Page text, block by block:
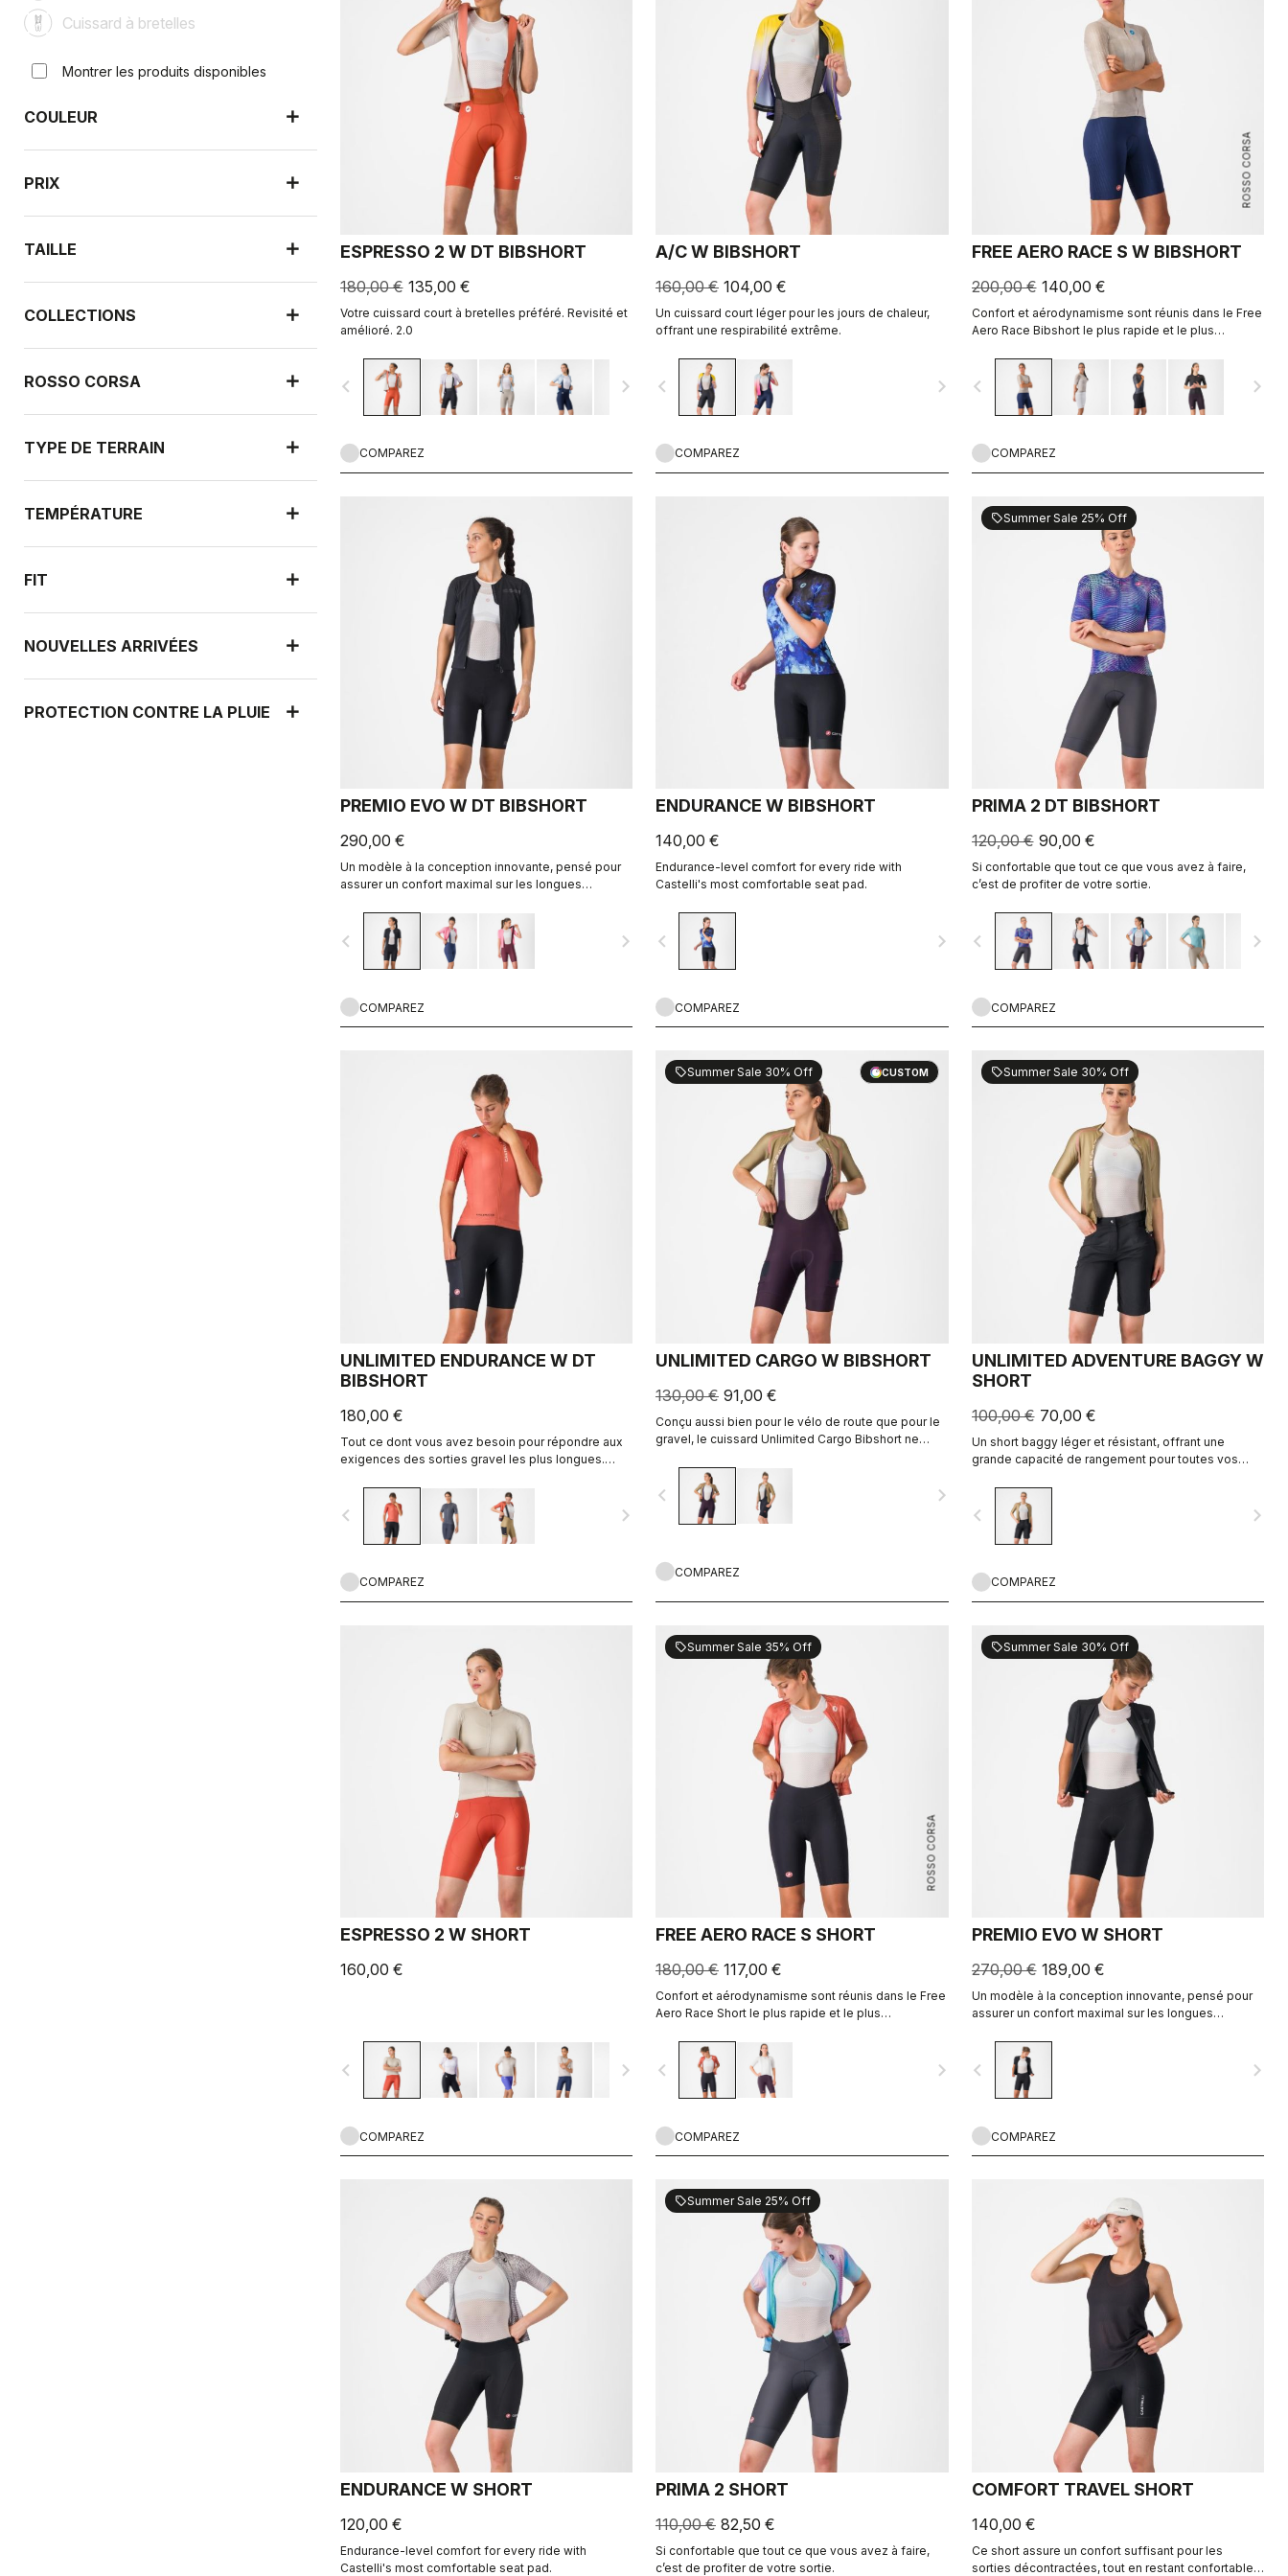
Cuissard à bretelles
Montrer les produits disponibles
COULEUR
PRIX
TAILLE
COLLECTIONS
ROSSO CORSA
TYPE DE TERRAIN
TEMPÉRATURE
FIT
NOUVELLES ARRIVÉES
PROTECTION CONTRE LA PLUIE
ESPRESSO 2 W DT BIBSHORT
180,00 € 135,00 €
Votre cuissard court à bretelles préféré. Revisité et
amélioré. 2.0
navigate_before navigate_next
COMPAREZ
A/C W BIBSHORT
160,00 € 104,00 €
Un cuissard court léger pour les jours de chaleur,
offrant une respirabilité extrême.
navigate_before navigate_next
COMPAREZ
ROSSO CORSA
FREE AERO RACE S W BIBSHORT
200,00 € 140,00 €
Confort et aérodynamisme sont réunis dans le Free
Aero Race Bibshort le plus rapide et le plus
navigate_before navigate_next
COMPAREZ
PREMIO EVO W DT BIBSHORT
290,00 €
Un modèle à la conception innovante, pensé pour
assurer un confort maximal sur les longues
maintien, de vitesse et de durabilité.
navigate_before navigate_next
COMPAREZ
ENDURANCE W BIBSHORT
140,00 €
Endurance-level comfort for every ride with
Castelli's most comfortable seat pad.
navigate_before navigate_next
COMPAREZ
sellSummer Sale 25% Off
PRIMA 2 DT BIBSHORT
120,00 € 90,00 €
Si confortable que tout ce que vous avez à faire,
c’est de profiter de votre sortie.
navigate_before navigate_next
COMPAREZ
UNLIMITED ENDURANCE W DT
BIBSHORT
180,00 €
Tout ce dont vous avez besoin pour répondre aux
exigences des sorties gravel les plus longues.
rangement.
navigate_before navigate_next
COMPAREZ
sellSummer Sale 30% Off CUSTOM
UNLIMITED CARGO W BIBSHORT
130,00 € 91,00 €
Conçu aussi bien pour le vélo de route que pour le
gravel, le cuissard Unlimited Cargo Bibshort ne
cargo est prêt à vous accompagner lors de votre
prochaine aventure.
navigate_before navigate_next
COMPAREZ
sellSummer Sale 30% Off
UNLIMITED ADVENTURE BAGGY W
SHORT
100,00 € 70,00 €
Un short baggy léger et résistant, offrant une
grande capacité de rangement pour toutes vos
navigate_before navigate_next
COMPAREZ
ESPRESSO 2 W SHORT
160,00 €
navigate_before navigate_next
COMPAREZ
ROSSO CORSA
sellSummer Sale 35% Off
FREE AERO RACE S SHORT
180,00 € 117,00 €
Confort et aérodynamisme sont réunis dans le Free
Aero Race Short le plus rapide et le plus
navigate_before navigate_next
COMPAREZ
sellSummer Sale 30% Off
PREMIO EVO W SHORT
270,00 € 189,00 €
Un modèle à la conception innovante, pensé pour
assurer un confort maximal sur les longues
maintien, de vitesse et de durabilité.
navigate_before navigate_next
COMPAREZ
ENDURANCE W SHORT
120,00 €
Endurance-level comfort for every ride with
Castelli's most comfortable seat pad.
sellSummer Sale 25% Off
PRIMA 2 SHORT
110,00 € 82,50 €
Si confortable que tout ce que vous avez à faire,
c’est de profiter de votre sortie.
COMFORT TRAVEL SHORT
140,00 €
Ce short assure un confort suffisant pour les
sorties décontractées, tout en restant confortable